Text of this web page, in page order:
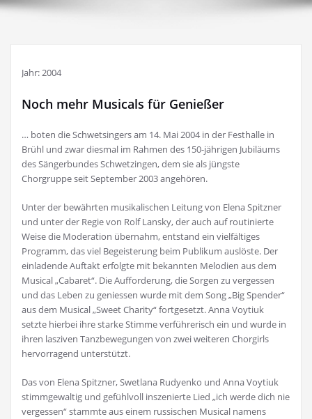
Jahr: 2004
Noch mehr Musicals für Genießer
… boten die Schwetsingers am 14. Mai 2004 in der Festhalle in
Brühl und zwar diesmal im Rahmen des 150-jährigen Jubiläums
des Sängerbundes Schwetzingen, dem sie als jüngste
Chorgruppe seit September 2003 angehören.
Unter der bewährten musikalischen Leitung von Elena Spitzner
und unter der Regie von Rolf Lansky, der auch auf routinierte
Weise die Moderation übernahm, entstand ein vielfältiges
Programm, das viel Begeisterung beim Publikum auslöste. Der
einladende Auftakt erfolgte mit bekannten Melodien aus dem
Musical „Cabaret“. Die Aufforderung, die Sorgen zu vergessen
und das Leben zu geniessen wurde mit dem Song „Big Spender“
aus dem Musical „Sweet Charity“ fortgesetzt. Anna Voytiuk
setzte hierbei ihre starke Stimme verführerisch ein und wurde in
ihren lasziven Tanzbewegungen von zwei weiteren Chorgirls
hervorragend unterstützt.
Das von Elena Spitzner, Swetlana Rudyenko und Anna Voytiuk
stimmgewaltig und gefühlvoll inszenierte Lied „ich werde dich nie
vergessen“ stammte aus einem russischen Musical namens